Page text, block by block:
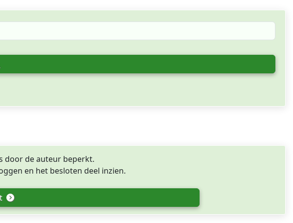
door de auteur beperkt.
en het besloten deel inzien.